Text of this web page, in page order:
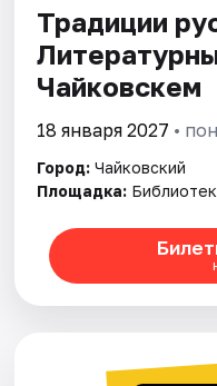
Традиции
Чайковскем
18 января 2027 •
Город: Чайковский
Площадка: